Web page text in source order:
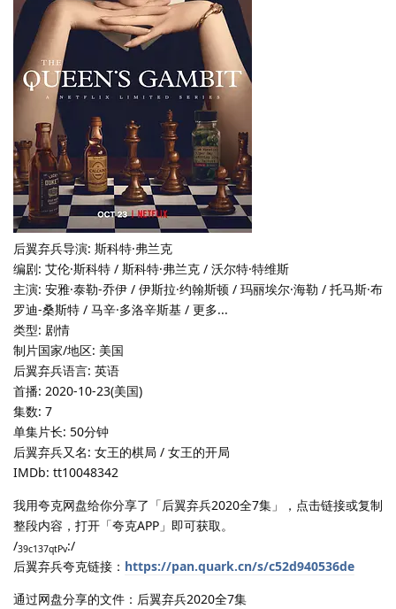
后翼弃兵导演: 斯科特·弗兰克
编剧: 艾伦·斯科特 / 斯科特·弗兰克 / 沃尔特·特维斯
主演: 安雅·泰勒-乔伊 / 伊斯拉·约翰斯顿 / 玛丽埃尔·海勒 / 托马斯·布
罗迪-桑斯特 / 马辛·多洛辛斯基 / 更多...
类型: 剧情
制片国家/地区: 美国
后翼弃兵语言: 英语
首播: 2020-10-23(美国)
集数: 7
单集片长: 50分钟
后翼弃兵又名: 女王的棋局 / 女王的开局
IMDb: tt10048342
我用夸克网盘给你分享了「后翼弃兵2020全7集」，点击链接或复制
整段内容，打开「夸克APP」即可获取。
/39c137qtPv:/
后翼弃兵夸克链接： https://pan.quark.cn/s/c52d940536de
通过网盘分享的文件：后翼弃兵2020全7集